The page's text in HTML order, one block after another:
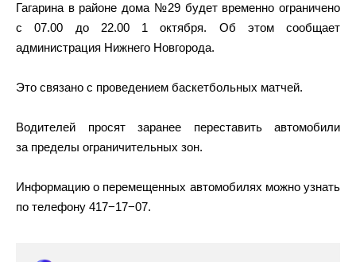
Гагарина в районе дома №29 будет временно ограничено
с 07.00 до 22.00 1 октября. Об этом сообщает
администрация Нижнего Новгорода.
Это связано с проведением баскетбольных матчей.
Водителей просят заранее переставить автомобили
за пределы ограничительных зон.
Информацию о перемещенных автомобилях можно узнать
по телефону 417−17−07.